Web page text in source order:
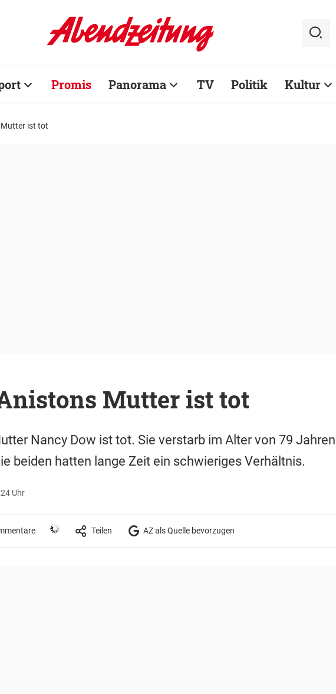
Promis Panorama TV Politik Kultur
ist tot
Mutter ist tot
Nancy Dow ist tot. Sie verstarb im Alter von 79
beiden hatten lange Zeit ein schwieriges Verhältnis.
Uhr
Teilen AZ als Quelle bevorzugen